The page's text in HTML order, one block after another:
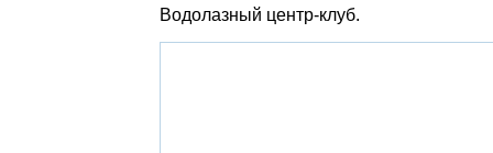
Водолазный центр-клуб.